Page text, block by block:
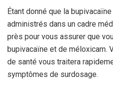
Étant donné que la
administrés dans un cadre
près pour vous assurer que
bupivacaïne et de méloxicam.
de santé vous traitera
symptômes de surdosage.